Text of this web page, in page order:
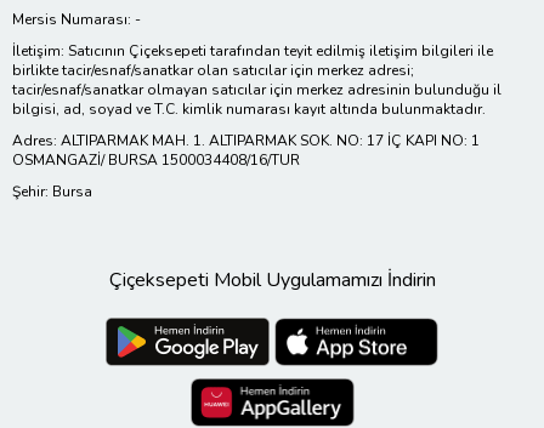
Mersis Numarası: -
İletişim: Satıcının Çiçeksepeti tarafından teyit edilmiş iletişim bilgileri ile
birlikte tacir/esnaf/sanatkar olan satıcılar için merkez adresi;
tacir/esnaf/sanatkar olmayan satıcılar için merkez adresinin bulunduğu il
bilgisi, ad, soyad ve T.C. kimlik numarası kayıt altında bulunmaktadır.
Adres: ALTIPARMAK MAH. 1. ALTIPARMAK SOK. NO: 17 İÇ KAPI NO: 1
OSMANGAZİ/ BURSA 1500034408/16/TUR
Şehir: Bursa
Çiçeksepeti Mobil Uygulamamızı İndirin